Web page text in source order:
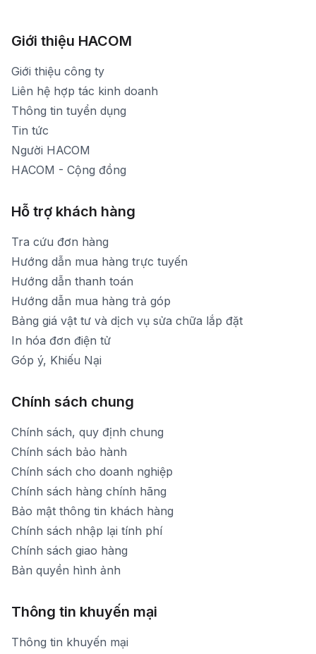
Thời gian mở cửa: Từ 8h30-19h hàng ngày
Xem bản đồ đường đi
1900 1903 (máy lẻ 159) -(028)73000322
1900 1903 (máy lẻ 160)
[email protected]
Thời gian mở cửa: Từ 8h30-20h hàng ngày
Giới thiệu HACOM
Giới thiệu công ty
Liên hệ hợp tác kinh doanh
Thông tin tuyển dụng
Tin tức
Người HACOM
HACOM - Cộng đồng
Hỗ trợ khách hàng
Tra cứu đơn hàng
Hướng dẫn mua hàng trực tuyến
Hướng dẫn thanh toán
Hướng dẫn mua hàng trả góp
Bảng giá vật tư và dịch vụ sửa chữa lắp đặt
In hóa đơn điện tử
Góp ý, Khiếu Nại
Chính sách chung
Chính sách, quy định chung
Chính sách bảo hành
Chính sách cho doanh nghiệp
Chính sách hàng chính hãng
Bảo mật thông tin khách hàng
Chính sách nhập lại tính phí
Chính sách giao hàng
Bản quyền hình ảnh
Thông tin khuyến mại
Thông tin khuyến mại